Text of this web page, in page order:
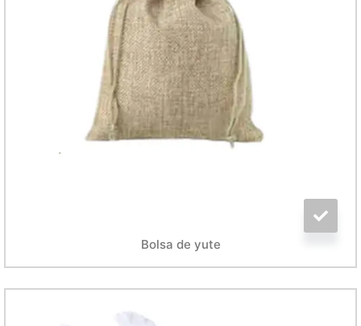
Bolsa de yute